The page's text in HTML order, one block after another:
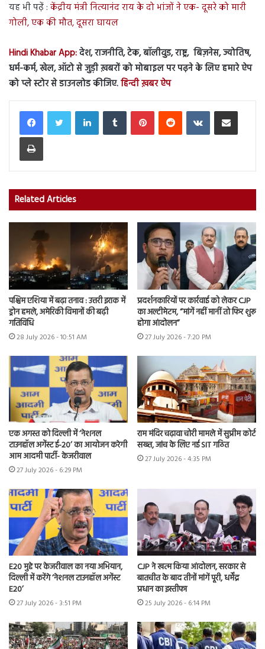
यह भी पढ़ें : केंद्रीय मंत्री नित्यानंद राय के दो भांजों ने एक- दूसरे को मारी
गोली, एक की मौत, दूसरा घायल
Hindi Khabar App:देश, राजनीति, टेक, बॉलीवुड, राष्ट्र, बिज़नेस, ज्योतिष,
धर्म-कर्म, खेल, ऑटो से जुड़ी ख़बरों को मोबाइल पर पढ़ने के लिए हमारे ऐप
को प्ले स्टोर से डाउनलोड कीजिए.हिन्दी ख़बर ऐप
LinkedInTumblr PinterestReddit VKontakteShare via Email
Print
Related Articles
पश्चिम एशिया में बढ़ा तनाव : उत्तरी इराक में
ड्रोन हमले, अमेरिकी विमानों की बढ़ी
गतिविधि
28 July 2026 - 10:51 AM
प्रदर्शनकारियों पर कार्रवाई को लेकर CJP
का अल्टीमेटम, “मांगें नहीं मानीं तो फिर शुरू
होगा आंदोलन”
27 July 2026 - 7:20 PM
एक अगस्त को दिल्ली में ‘नेशनल
टाउनहॉल अगेंस्ट ई-20’ का आयोजन करेगी
आम आदमी पार्टी- केजरीवाल
27 July 2026 - 6:29 PM
राम मंदिर चढ़ावा चोरी मामले में सुप्रीम कोर्ट
सख्त, जांच के लिए नई SIT गठित
27 July 2026 - 4:35 PM
E20 मुद्दे पर केजरीवाल का नया अभियान,
दिल्ली में करेंगे ‘नेशनल टाउनहॉल अगेंस्ट
E20’
27 July 2026 - 3:51 PM
CJP ने खत्म किया आंदोलन, सरकार से
बातचीत के बाद तीनों मांगें पूरी, धर्मेंद्र
प्रधान का इस्तीफा
25 July 2026 - 6:14 PM